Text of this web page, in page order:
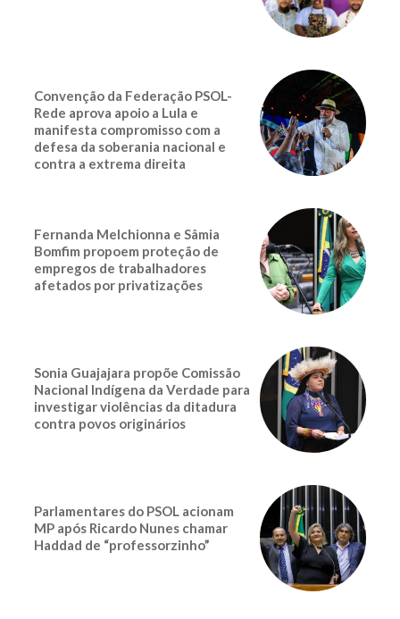
Convenção da Federação PSOL-
Rede aprova apoio a Lula e
manifesta compromisso com a
defesa da soberania nacional e
contra a extrema direita
Fernanda Melchionna e Sâmia
Bomfim propoem proteção de
empregos de trabalhadores
afetados por privatizações
Sonia Guajajara propõe Comissão
Nacional Indígena da Verdade para
investigar violências da ditadura
contra povos originários
Parlamentares do PSOL acionam
MP após Ricardo Nunes chamar
Haddad de “professorzinho”